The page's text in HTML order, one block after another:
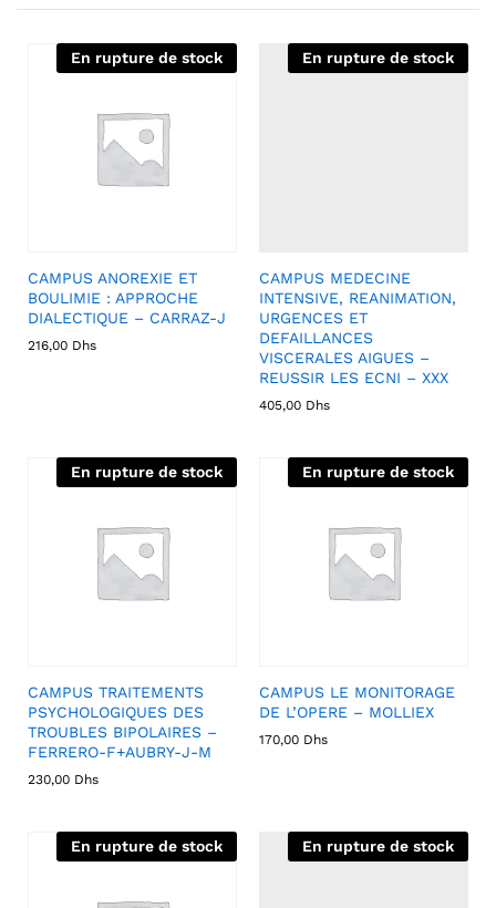
En rupture de stock
CAMPUS ANOREXIE ET
BOULIMIE : APPROCHE
DIALECTIQUE – CARRAZ-J
216,00 Dhs
En rupture de stock
CAMPUS MEDECINE
INTENSIVE, REANIMATION,
URGENCES ET
DEFAILLANCES
VISCERALES AIGUES –
REUSSIR LES ECNI – XXX
405,00 Dhs
En rupture de stock
CAMPUS TRAITEMENTS
PSYCHOLOGIQUES DES
TROUBLES BIPOLAIRES –
FERRERO-F+AUBRY-J-M
230,00 Dhs
En rupture de stock
CAMPUS LE MONITORAGE
DE L’OPERE – MOLLIEX
170,00 Dhs
En rupture de stock En rupture de stock